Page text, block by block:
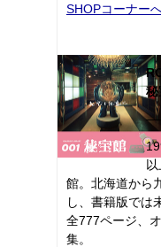
SHOPコーナー
秘
館。北海道から
し、書籍版では
全777ページ、
集。